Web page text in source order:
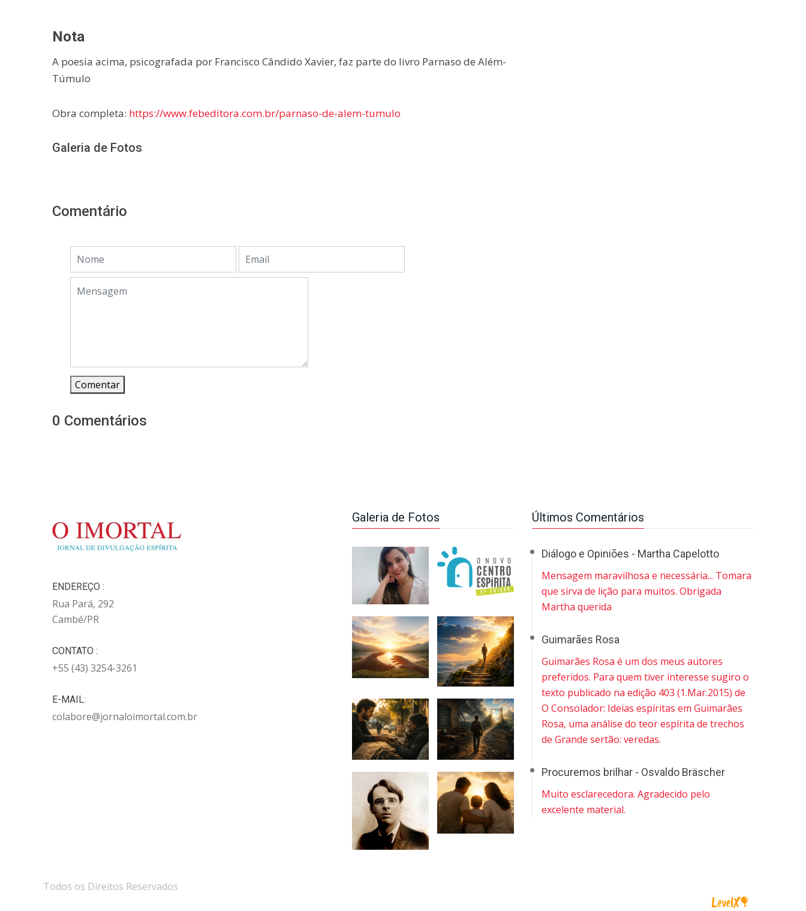
Nota
A poesia acima, psicografada por Francisco Cândido Xavier, faz parte do livro Parnaso de Além-
Túmulo
Obra completa: https://www.febeditora.com.br/parnaso-de-alem-tumulo
Galeria de Fotos
Comentário
Comentar
0 Comentários
ENDEREÇO :
Rua Pará, 292
Cambé/PR
CONTATO :
+55 (43) 3254-3261
E-MAIL:
colabore@jornaloimortal.com.br
Galeria de Fotos Últimos Comentários
Diálogo e Opiniões - Martha Capelotto
Mensagem maravilhosa e necessária... Tomara
que sirva de lição para muitos. Obrigada
Martha querida
Guimarães Rosa
Guimarães Rosa é um dos meus autores
preferidos. Para quem tiver interesse sugiro o
texto publicado na edição 403 (1.Mar.2015) de
O Consolador: Ideias espíritas em Guimarães
Rosa, uma análise do teor espírita de trechos
de Grande sertão: veredas.
Procuremos brilhar - Osvaldo Bräscher
Muito esclarecedora. Agradecido pelo
excelente material.
Todos os Direitos Reservados